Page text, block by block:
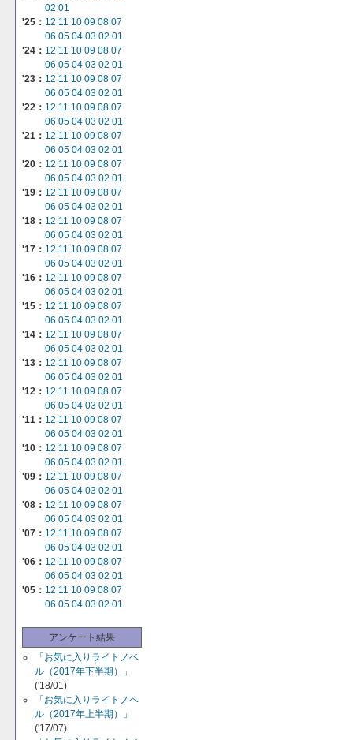
02 01
'25： 12 11 10 09 08 07
06 05 04 03 02 01
'24： 12 11 10 09 08 07
06 05 04 03 02 01
'23： 12 11 10 09 08 07
06 05 04 03 02 01
'22： 12 11 10 09 08 07
06 05 04 03 02 01
'21： 12 11 10 09 08 07
06 05 04 03 02 01
'20： 12 11 10 09 08 07
06 05 04 03 02 01
'19： 12 11 10 09 08 07
06 05 04 03 02 01
'18： 12 11 10 09 08 07
06 05 04 03 02 01
'17： 12 11 10 09 08 07
06 05 04 03 02 01
'16： 12 11 10 09 08 07
06 05 04 03 02 01
'15： 12 11 10 09 08 07
06 05 04 03 02 01
'14： 12 11 10 09 08 07
06 05 04 03 02 01
'13： 12 11 10 09 08 07
06 05 04 03 02 01
'12： 12 11 10 09 08 07
06 05 04 03 02 01
'11： 12 11 10 09 08 07
06 05 04 03 02 01
'10： 12 11 10 09 08 07
06 05 04 03 02 01
'09： 12 11 10 09 08 07
06 05 04 03 02 01
'08： 12 11 10 09 08 07
06 05 04 03 02 01
'07： 12 11 10 09 08 07
06 05 04 03 02 01
'06： 12 11 10 09 08 07
06 05 04 03 02 01
'05： 12 11 10 09 08 07
06 05 04 03 02 01
アンケート結果
「お気に入りライトノベ
ル（2017年下半期）」
('18/01)
「お気に入りライトノベ
ル（2017年上半期）」
('17/07)